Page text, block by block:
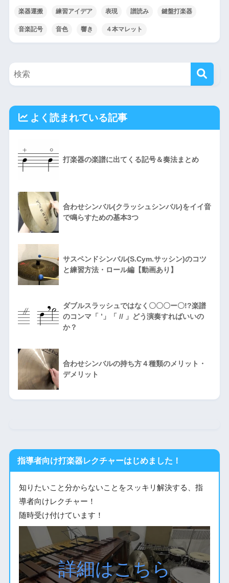
楽器運搬 練習アイデア 表現 譜読み 鍵盤打楽器
音楽記号 音色 響き ４本マレット
よく読まれている記事
打楽器の楽譜に出てくる記号＆奏法まとめ
合わせシンバル(クラッシュシンバル)をイイ音
で鳴らすための基本3つ
サスペンドシンバル(S.Cym.サッシン)のコツ
と練習方法・ロール編【動画あり】
ダブルスラッシュではなく〇〇〇ー〇!?楽譜
のコンマ「 ’」「 // 」どう演奏すればいいの
か？
合わせシンバルの持ち方４種類のメリット・
デメリット
指導者向け打楽器レクチャーはじめました！
知りたいこと分からないことをスッキリ解決する、指
導者向けレクチャー！
随時受け付けています！
詳細はこちら